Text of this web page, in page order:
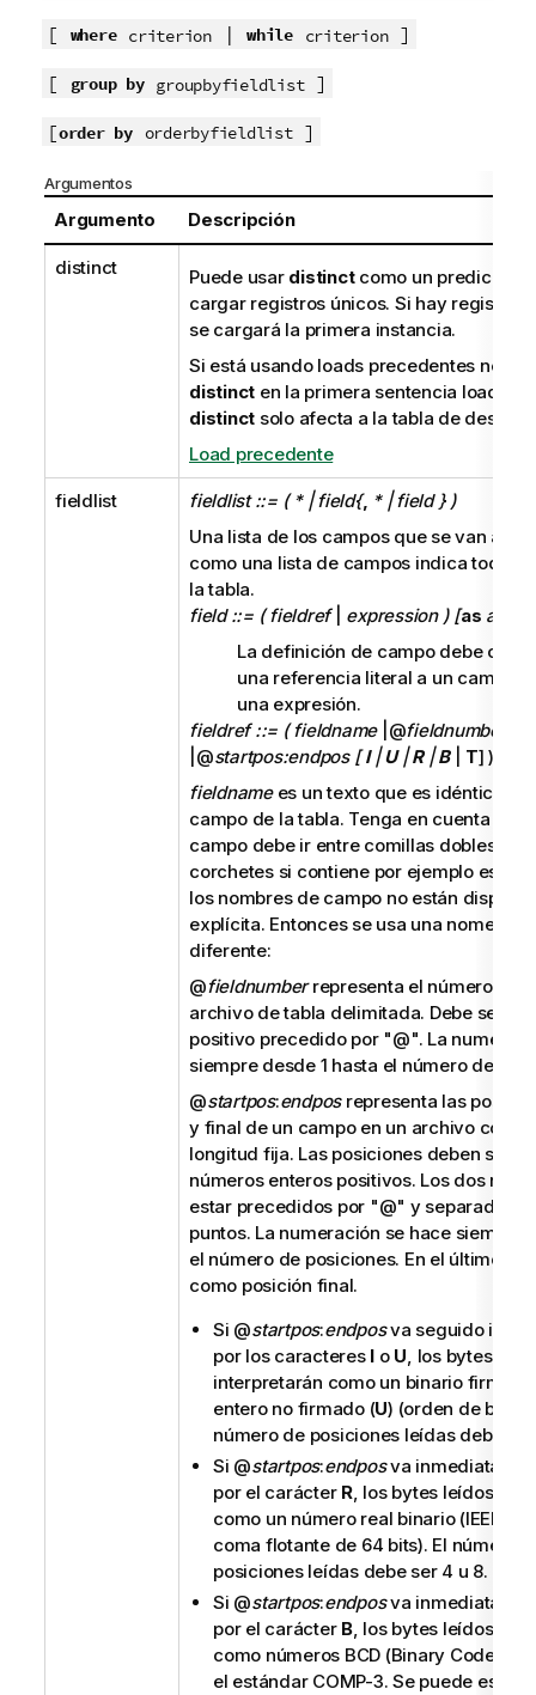
[ where criterion| while criterion]
[ group by groupbyfieldlist]
[order by orderbyfieldlist]
Argumentos
Argumento Descripción
distinct Puede usar distinctcomo un predicado
cargar registros únicos. Si hay registros
se cargará la primera instancia.
Si está usando loads precedentes
distinct en la primera sentencia load,
distinct solo afecta a la tabla de destino.
Load precedente
fieldlist fieldlist ::= ( * | field{, * | field } )
Una lista de los camposque se van a
como una lista de campos indica todos
la tabla.
field ::= ( fieldref| expression ) [as
La definición de campo debe
una referencia literal a un campo
una expresión.
fieldref ::= ( fieldname|@fieldnumber
|@startpos:endpos [I|U|R|B| T] )
fieldnamees un texto que es idéntico a
campo de la tabla. Tenga en cuenta que
campo debe ir entre comillas dobles
corchetes si contiene por ejemplo
los nombres de campo no están
explícita. Entonces se usa una
diferente:
@fieldnumberrepresenta el número de
archivo de tabla delimitada. Debe ser un
positivo precedido por "@". La
siempre desde 1 hasta el número de
@startpos:endposrepresenta las
y final de un campo en un archivo con
longitud fija. Las posiciones deben ser
números enteros positivos. Los dos
estar precedidos por "@" y separados
puntos. La numeración se hace siempre
el número de posiciones. En el último
como posición final.
Si @startpos:endposva seguido
por los caracteres I o U, los bytes
interpretarán como un binario
entero no firmado (U) (orden de bytes
número de posiciones leídas debe ser
Si @startpos:endposva
por el carácter R, los bytes leídos se
como un número real binario (IEEE de
coma flotante de 64 bits). El número
posiciones leídas debe ser 4 u 8.
Si @startpos:endposva
por el carácter B, los bytes leídos se
como números BCD (Binary Coded
el estándar COMP-3. Se puede